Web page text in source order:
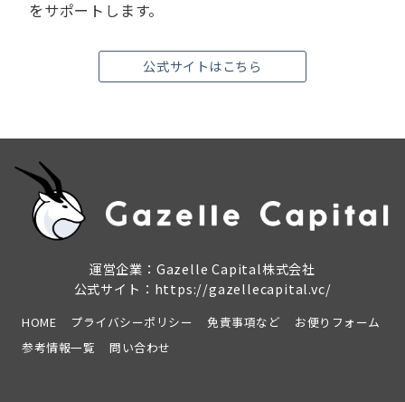
をサポートします。
公式サイトはこちら
運営企業：Gazelle Capital株式会社
公式サイト： https://gazellecapital.vc/
HOME プライバシーポリシー 免責事項など
お便りフォーム
参考情報一覧
問い合わせ